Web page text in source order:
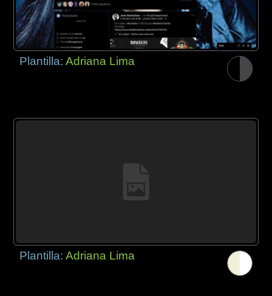
Plantilla:Adriana Lima
Plantilla:Adriana Lima